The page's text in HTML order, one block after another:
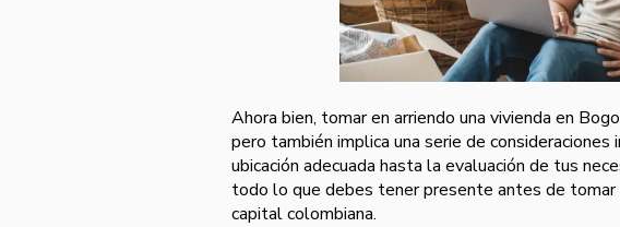
Ahora bien, tomar en arriendo una vivienda en
pero también implica una serie de
ubicación adecuada hasta la evaluación de tus
todo lo que debes tener presente antes de tomar
capital colombiana.